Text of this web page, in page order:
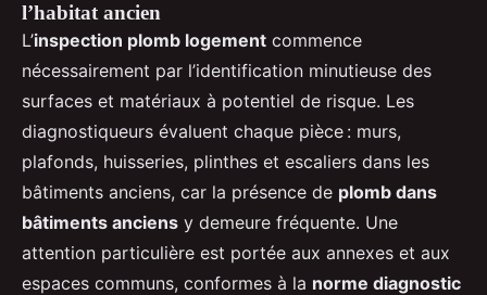
l’habitat ancien
L’inspection plomb logement commence
nécessairement par l’identification minutieuse des
surfaces et matériaux à potentiel de risque. Les
diagnostiqueurs évaluent chaque pièce : murs,
plafonds, huisseries, plinthes et escaliers dans les
bâtiments anciens, car la présence de plomb dans
bâtiments anciens y demeure fréquente. Une
attention particulière est portée aux annexes et aux
espaces communs, conformes à la norme diagnostic